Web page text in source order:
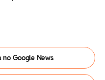
no Google News